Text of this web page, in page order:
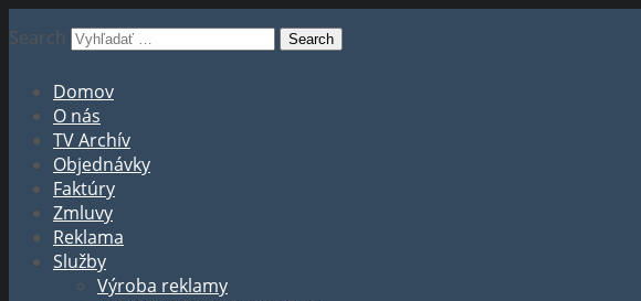
Search
Domov
O nás
TV Archív
Objednávky
Faktúry
Zmluvy
Reklama
Služby
Výroba reklamy